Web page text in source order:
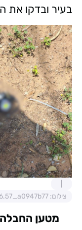
בעיר ובדקו את
צילום: WhatsApp Image 2024-04-14 at 18.06.57_a0947b77
מטען החבלה